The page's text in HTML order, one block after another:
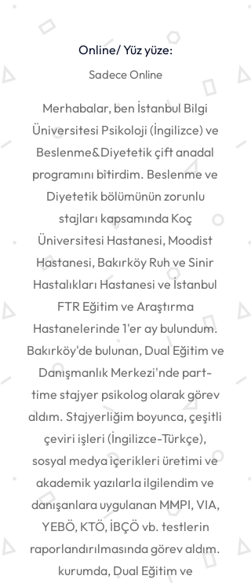
Online/ Yüz yüze:
Sadece Online
Merhabalar, ben İstanbul Bilgi
Üniversitesi Psikoloji (İngilizce) ve
Beslenme&Diyetetik çift anadal
programını bitirdim. Beslenme ve
Diyetetik bölümünün zorunlu
stajları kapsamında Koç
Üniversitesi Hastanesi, Moodist
Hastanesi, Bakırköy Ruh ve Sinir
Hastalıkları Hastanesi ve İstanbul
FTR Eğitim ve Araştırma
Hastanelerinde 1'er ay bulundum.
Bakırköy'de bulunan, Dual Eğitim ve
Danışmanlık Merkezi'nde part-
time stajyer psikolog olarak görev
aldım. Stajyerliğim boyunca, çeşitli
çeviri işleri (İngilizce-Türkçe),
sosyal medya içerikleri üretimi ve
akademik yazılarla ilgilendim ve
danışanlara uygulanan MMPI, VIA,
YEBÖ, KTÖ, İBÇÖ vb. testlerin
raporlandırılmasında görev aldım.
kurumda, Dual Eğitim ve